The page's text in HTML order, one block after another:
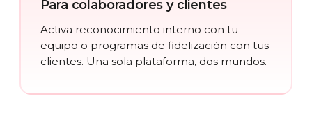
Para colaboradores y clientes
Activa reconocimiento interno con tu
equipo o programas de fidelización con tus
clientes. Una sola plataforma, dos mundos.